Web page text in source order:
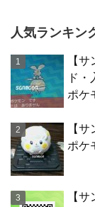
人気ランキン
【
ド
ポケ
【
ポケ
【